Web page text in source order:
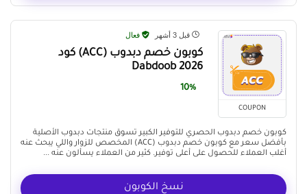
COUPON
قبل 3 أشهر فعال
كوبون خصم دبدوب (ACC) كود
Dabdoob 2026
10%
كوبون خصم دبدوب الحصري للتوفير الكبير تسوق منتجات دبدوب الأصلية
بأفضل سعر مع كوبون خصم دبدوب (ACC) المخصص للزوار واللي يبحث عنه
أغلب العملاء للحصول على أعلى توفير. كثير من العملاء يسألون عنه ...
نسخ الكوبون